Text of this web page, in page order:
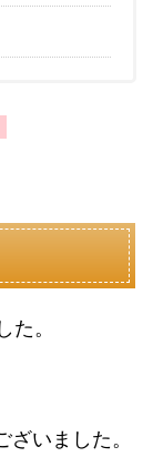
。
いました。